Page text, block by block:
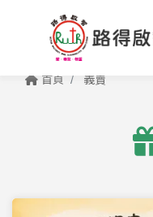
首頁 義賣